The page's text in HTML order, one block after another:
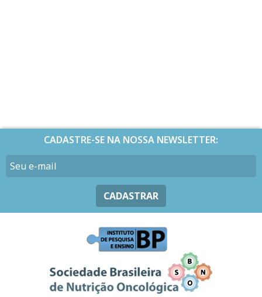
CADASTRE-SE NA NOSSA NEWSLETTER:
CADASTRAR